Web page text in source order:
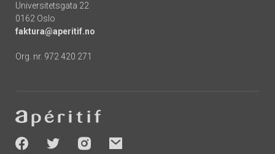
Universitetsgata 22
0162 Oslo
faktura@aperitif.no
Org. nr. 972 420 271
-